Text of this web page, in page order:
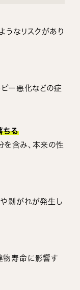
うなリスクがあり
ピー悪化などの症
ちる
を含み、本来の性
剥がれが発生し
物寿命に影響す